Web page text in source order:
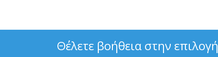
Θέλετε βοήθεια στην